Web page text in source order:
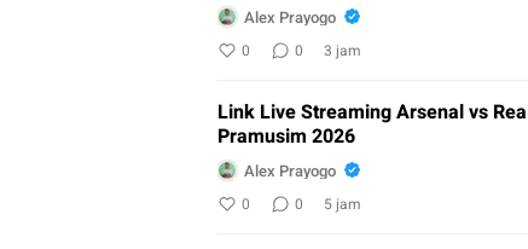
Alex Prayogo
0 0 3 jam
Link Live Streaming Arsenal vs
Pramusim 2026
Alex Prayogo
0 0 5 jam